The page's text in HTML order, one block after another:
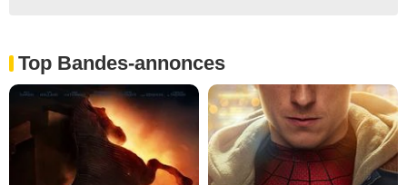
Top Bandes-annonces